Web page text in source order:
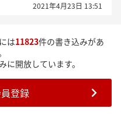
2021年4月23日 13:51
は11823件の書き込みがあ
に開放しています。
登録